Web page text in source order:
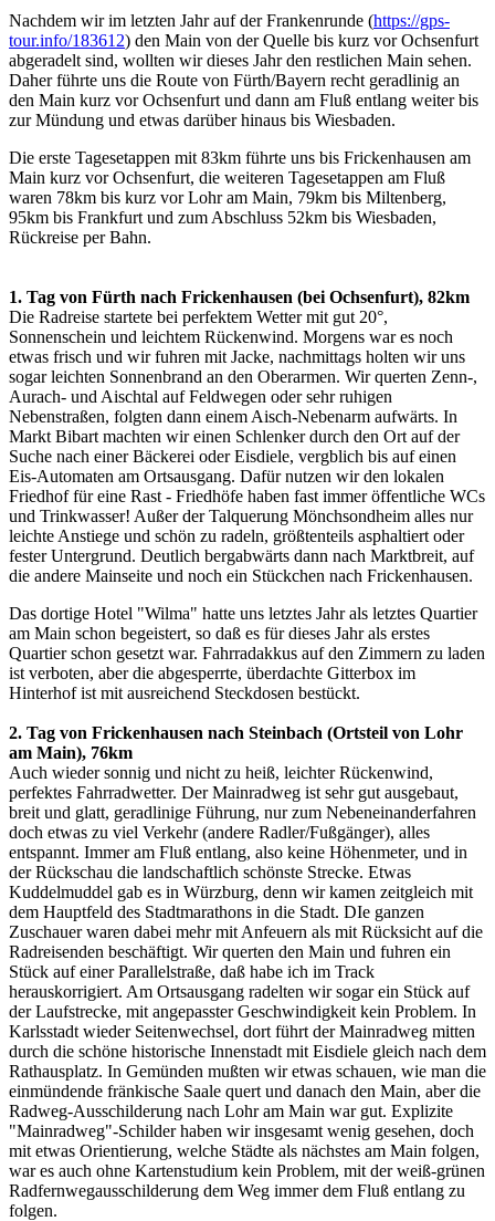
Nachdem wir im letzten Jahr auf der Frankenrunde (https://gps-
tour.info/183612) den Main von der Quelle bis kurz vor Ochsenfurt
abgeradelt sind, wollten wir dieses Jahr den restlichen Main sehen.
Daher führte uns die Route von Fürth/Bayern recht geradlinig an
den Main kurz vor Ochsenfurt und dann am Fluß entlang weiter bis
zur Mündung und etwas darüber hinaus bis Wiesbaden.
Die erste Tagesetappen mit 83km führte uns bis Frickenhausen am
Main kurz vor Ochsenfurt, die weiteren Tagesetappen am Fluß
waren 78km bis kurz vor Lohr am Main, 79km bis Miltenberg,
95km bis Frankfurt und zum Abschluss 52km bis Wiesbaden,
Rückreise per Bahn.
1. Tag von Fürth nach Frickenhausen (bei Ochsenfurt), 82km
Die Radreise startete bei perfektem Wetter mit gut 20°,
Sonnenschein und leichtem Rückenwind. Morgens war es noch
etwas frisch und wir fuhren mit Jacke, nachmittags holten wir uns
sogar leichten Sonnenbrand an den Oberarmen. Wir querten Zenn-,
Aurach- und Aischtal auf Feldwegen oder sehr ruhigen
Nebenstraßen, folgten dann einem Aisch-Nebenarm aufwärts. In
Markt Bibart machten wir einen Schlenker durch den Ort auf der
Suche nach einer Bäckerei oder Eisdiele, vergblich bis auf einen
Eis-Automaten am Ortsausgang. Dafür nutzen wir den lokalen
Friedhof für eine Rast - Friedhöfe haben fast immer öffentliche WCs
und Trinkwasser! Außer der Talquerung Mönchsondheim alles nur
leichte Anstiege und schön zu radeln, größtenteils asphaltiert oder
fester Untergrund. Deutlich bergabwärts dann nach Marktbreit, auf
die andere Mainseite und noch ein Stückchen nach Frickenhausen.
Das dortige Hotel "Wilma" hatte uns letztes Jahr als letztes Quartier
am Main schon begeistert, so daß es für dieses Jahr als erstes
Quartier schon gesetzt war. Fahrradakkus auf den Zimmern zu laden
ist verboten, aber die abgesperrte, überdachte Gitterbox im
Hinterhof ist mit ausreichend Steckdosen bestückt.
2. Tag von Frickenhausen nach Steinbach (Ortsteil von Lohr
am Main), 76km
Auch wieder sonnig und nicht zu heiß, leichter Rückenwind,
perfektes Fahrradwetter. Der Mainradweg ist sehr gut ausgebaut,
breit und glatt, geradlinige Führung, nur zum Nebeneinanderfahren
doch etwas zu viel Verkehr (andere Radler/Fußgänger), alles
entspannt. Immer am Fluß entlang, also keine Höhenmeter, und in
der Rückschau die landschaftlich schönste Strecke. Etwas
Kuddelmuddel gab es in Würzburg, denn wir kamen zeitgleich mit
dem Hauptfeld des Stadtmarathons in die Stadt. DIe ganzen
Zuschauer waren dabei mehr mit Anfeuern als mit Rücksicht auf die
Radreisenden beschäftigt. Wir querten den Main und fuhren ein
Stück auf einer Parallelstraße, daß habe ich im Track
herauskorrigiert. Am Ortsausgang radelten wir sogar ein Stück auf
der Laufstrecke, mit angepasster Geschwindigkeit kein Problem. In
Karlsstadt wieder Seitenwechsel, dort führt der Mainradweg mitten
durch die schöne historische Innenstadt mit Eisdiele gleich nach dem
Rathausplatz. In Gemünden mußten wir etwas schauen, wie man die
einmündende fränkische Saale quert und danach den Main, aber die
Radweg-Ausschilderung nach Lohr am Main war gut. Explizite
"Mainradweg"-Schilder haben wir insgesamt wenig gesehen, doch
mit etwas Orientierung, welche Städte als nächstes am Main folgen,
war es auch ohne Kartenstudium kein Problem, mit der weiß-grünen
Radfernwegausschilderung dem Weg immer dem Fluß entlang zu
folgen.